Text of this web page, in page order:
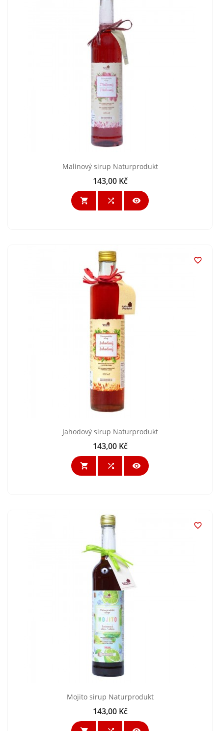
Malinový sirup Naturprodukt
Cena
143,00 Kč
  

Jahodový sirup Naturprodukt
Cena
143,00 Kč
  

Mojito sirup Naturprodukt
Cena
143,00 Kč